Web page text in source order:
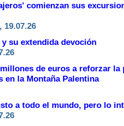
comienzan sus
19.07.26
su extendida devoción
de euros a reforzar la
en la Montaña Palentina
a todo el mundo, pero lo